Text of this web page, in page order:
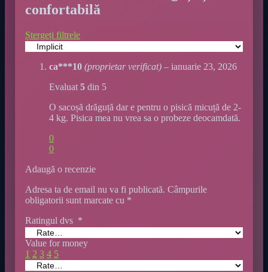
confortabilă
Ștergeți filtrele
ca***10 (proprietar verificat) – ianuarie 23, 2026
Evaluat 5 din 5
O sacoșă drăguță dar e pentru o pisică micuță de 2-
4 kg. Pisica mea nu vrea sa o probeze deocamdată.
0
0
Adaugă o recenzie
Adresa ta de email nu va fi publicată. Câmpurile
obligatorii sunt marcate cu *
Ratingul dvs *
Value for money
1 2 3 4 5